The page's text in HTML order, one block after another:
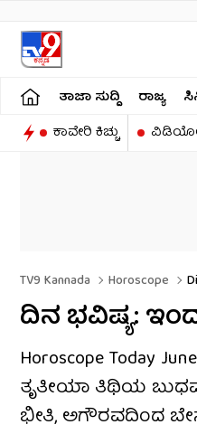
ತಾಜಾ ಸುದ್ದಿ ರಾಜ್ಯ
ಕಾವೇರಿ ಕಿಚ್ಚು
TV9 Kannada Horoscope
ದಿನ ಭವಿಷ್ಯ:
Horoscope Today
ತೃತೀಯಾ ತಿಥಿಯ
ಭೀತಿ, ಅಗೌರವದಿಂದ